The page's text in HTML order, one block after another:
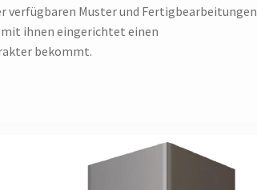
verfügbaren Muster und Fertigbearbeitungen
mit ihnen eingerichtet einen
bekommt.